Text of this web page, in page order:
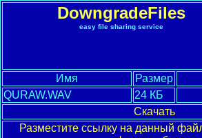
DowngradeFiles
easy file sharing service
Имя Размер
QURAW.WAV
24 КБ
Скачать
Разместите ссылку на данный